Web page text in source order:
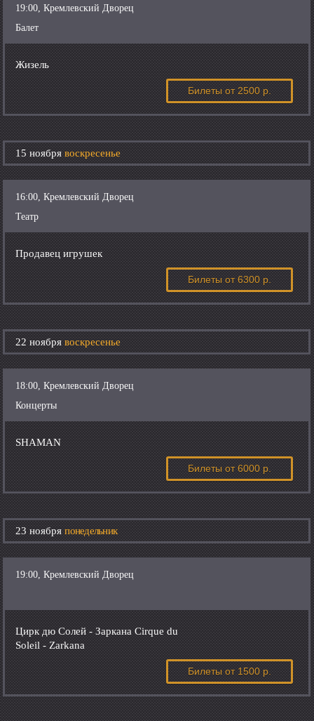
19:00, Кремлевский Дворец
Балет
Жизель
Билеты от 2500 р.
15 ноябрявоскресенье
16:00, Кремлевский Дворец
Театр
Продавец игрушек
Билеты от 6300 р.
22 ноябрявоскресенье
18:00, Кремлевский Дворец
Концерты
SHAMAN
Билеты от 6000 р.
23 ноябряпонедельник
19:00, Кремлевский Дворец
Цирк дю Солей - Заркана Cirque du
Soleil - Zarkana
Билеты от 1500 р.